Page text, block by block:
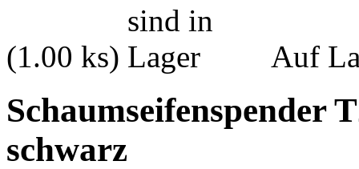
(1.00 ks) Auf
Schaumseifenspender
schwarz